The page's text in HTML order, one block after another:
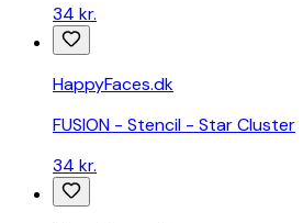
34 kr.
HappyFaces.dk
FUSION - Stencil - Star Cluster
34 kr.